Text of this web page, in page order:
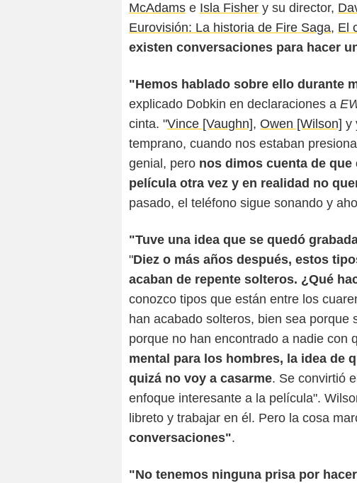
McAdams e Isla Fisher y su director,
Eurovisión: La historia de Fire Saga, El
existen conversaciones para hacer
"Hemos hablado sobre ello durante
explicado Dobkin en declaraciones a
cinta. "Vince [Vaughn], Owen [Wilson] y
temprano, cuando nos estaban
genial, pero nos dimos cuenta de
película otra vez y en realidad no
pasado, el teléfono sigue sonando y
"Tuve una idea que se quedó
"Diez o más años después, estos
acaban de repente solteros. ¿Qué
conozco tipos que están entre los
han acabado solteros, bien sea
porque no han encontrado a nadie con
mental para los hombres, la idea de
quizá no voy a casarme. Se convirtió
enfoque interesante a la película".
libreto y trabajar en él. Pero la cosa
conversaciones".
"No tenemos ninguna prisa por